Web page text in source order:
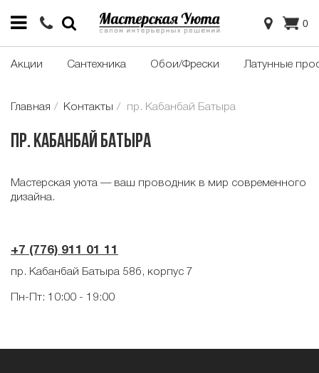
0
Акции Сантехника Обои/Фрески Латунные
Главная Контакты пр. Кабанбай Батыра
пр. Кабанбай Батыра
Мастерская уюта — ваш проводник в мир современного
дизайна.
+7 (776) 911 01 11
пр. Кабанбай Батыра 58б, корпус 7
Пн-Пт: 10:00 - 19:00